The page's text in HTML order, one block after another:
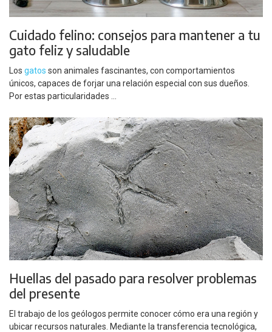
Cuidado felino: consejos para mantener a tu
gato feliz y saludable
Los gatos son animales fascinantes, con comportamientos
únicos, capaces de forjar una relación especial con sus dueños.
Por estas particularidades ...
Huellas del pasado para resolver problemas
del presente
El trabajo de los geólogos permite conocer cómo era una región y
ubicar recursos naturales. Mediante la transferencia tecnológica,